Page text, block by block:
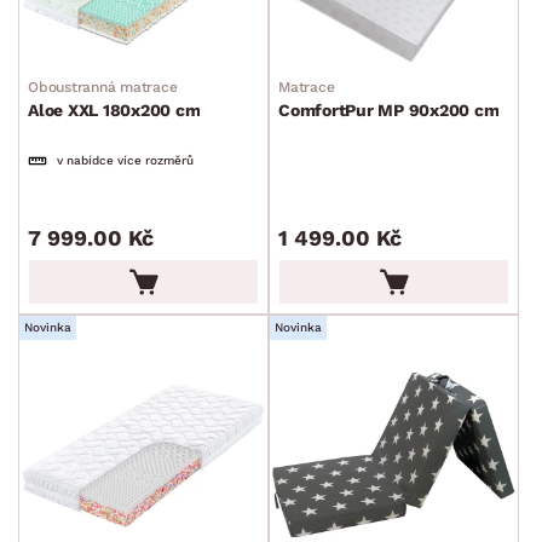
Toppery a chrániče
BARVA
ROZMĚRY
min.
max. cm
min. cm max. cm
MATERIÁL
MÍSTNOST
ZNAČKA
Oboustranná matrace
Aloe XXL 180x200 cm
v nabídce více rozměrů
7 999.00 Kč
Matrace
ComfortPur MP 90x200 cm
1 499.00 Kč
Novinka Novinka